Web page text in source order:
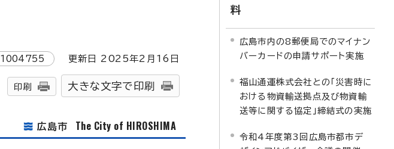
1004755 更新日 2025年2月 16 日
印刷 大きな文字で印刷
広島市 The City of HIROSHIMA
料
広島市内の8郵便局でのマイナン
バーカードの申請サポート実施
福山通運株式会社との「災害時に
おける物資輸送拠点及び物資輸
送等に関する協定」締結式の実施
令和4年度第3回広島市都市デ